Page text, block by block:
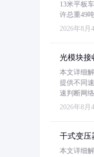
13米平板
许总重49
2026年8月
光模块接
本文详细
提供不同
速判断网
2026年8月
干式变压
本文详细